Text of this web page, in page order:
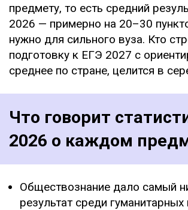
предмету, то есть средний
2026 — примерно на 20–30
нужно для сильного вуза. Кто
подготовку к ЕГЭ 2027 с
среднее по стране, целится в
Что говорит
2026 о каждом
Обществознание дало самый
результат среди